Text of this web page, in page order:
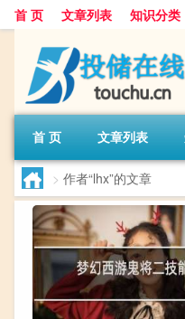
首 页 文章列表 知识分类
首 页 文章列表
> 作者“lhx”的文章